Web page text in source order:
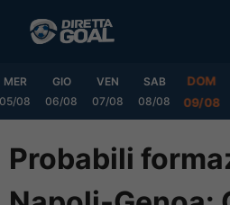
MER
05/08
GIO
06/08
VEN
07/08
SAB
08/08
DOM
09/08
Probabili